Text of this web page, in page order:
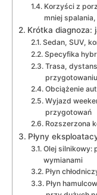
Korzyści z
mniej
Krótka diagnoza:
Sedan, SUV,
Specyfika
Trasa,
przygotowaniu
Obciążenie
Wyjazd
przygotowań
Rozszerzona
Płyny
Olej silnikowy:
wymianami
Płyn
Płyn